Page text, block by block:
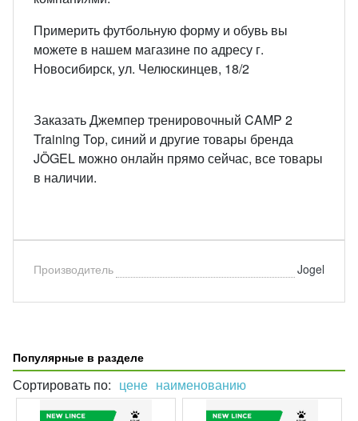
Примерить футбольную форму и обувь вы
можете в нашем магазине по адресу г.
Новосибирск, ул. Челюскинцев, 18/2
Заказать Джемпер тренировочный CAMP 2
Training Top, синий и другие товары бренда
JÖGEL можно онлайн прямо сейчас, все товары
в наличии.
Производитель Jogel
Популярные в разделе
Сортировать по: цене наименованию